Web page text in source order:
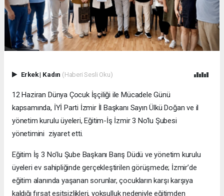
Erkek| Kadın (Haberi Sesli Oku)
12 Haziran Dünya Çocuk İşçiliği ile Mücadele Günü
kapsamında, İYİ Parti İzmir İl Başkanı Sayın Ülkü Doğan ve il
yönetim kurulu üyeleri, Eğitim-İş İzmir 3 No’lu Şubesi
yönetimini ziyaret etti.
Eğitim İş 3 No’lu Şube Başkanı Barış Düdü ve yönetim kurulu
üyeleri ev sahipliğinde gerçekleştirilen görüşmede; İzmir’de
eğitim alanında yaşanan sorunlar, çocukların karşı karşıya
kaldığı fırsat eşitsizlikleri, yoksulluk nedeniyle eğitimden